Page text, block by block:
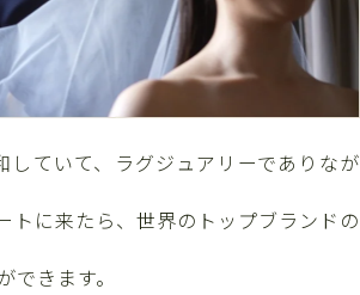
ていて、ラグジュアリーでありなが
トに来たら、世界のトップブランドの
きます。